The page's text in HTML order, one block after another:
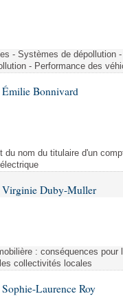
- Systèmes de dépollution
- Performance des
Émilie Bonnivard
du nom du titulaire d'un
Virginie Duby-Muller
: conséquences
collectivités locales
Laurence Roy